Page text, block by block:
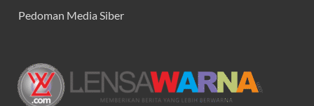
Pedoman Media Siber